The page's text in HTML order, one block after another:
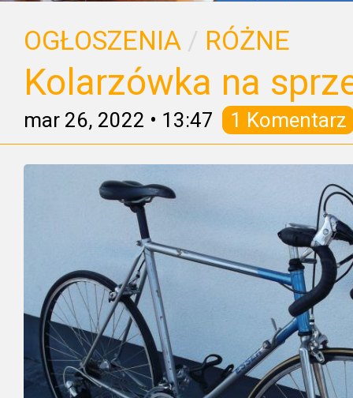
OGŁOSZENIA / RÓŻNE
Kolarzówka na
mar 26, 2022 • 13:47 1 Komentarz